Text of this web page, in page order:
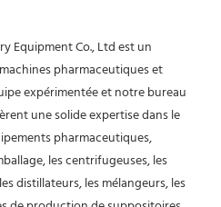
pharmaceutiques et
expérimentée et notre bureau
une solide expertise dans le
pharmaceutiques,
les centrifugeuses, les
distillateurs, les mélangeurs, les